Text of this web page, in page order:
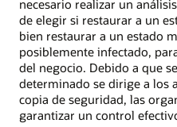
necesario realizar un
de elegir si restaurar a un
bien restaurar a un estado
posiblemente infectado,
del negocio. Debido a que
determinado se dirige a los
copia de seguridad, las
garantizar un control